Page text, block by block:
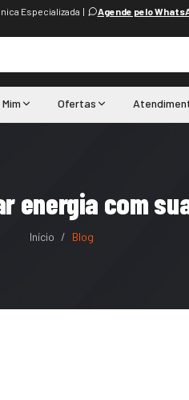
Especializada | Agende pelo
Ofertas
energia com
Início / Blog